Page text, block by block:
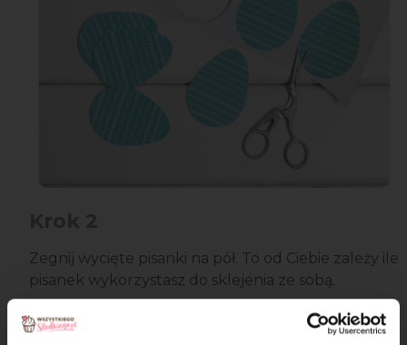
Zegnij wycięte pisanki na pół. To od Ciebie zależy ile
pisanek wykorzystasz do sklejenia ze sobą.